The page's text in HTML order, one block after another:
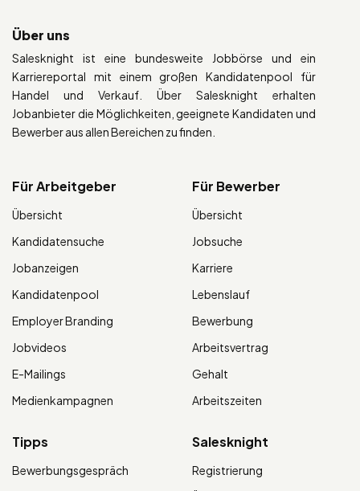
Über uns
Salesknight ist eine bundesweite Jobbörse und ein
Karriereportal mit einem großen Kandidatenpool für
Handel und Verkauf. Über Salesknight erhalten
Jobanbieter die Möglichkeiten, geeignete Kandidaten und
Bewerber aus allen Bereichen zu finden.
Für Arbeitgeber
Übersicht
Kandidatensuche
Jobanzeigen
Kandidatenpool
Employer Branding
Jobvideos
E-Mailings
Medienkampagnen
Für Bewerber
Übersicht
Jobsuche
Karriere
Lebenslauf
Bewerbung
Arbeitsvertrag
Gehalt
Arbeitszeiten
Tipps
Bewerbungsgespräch
Salesknight
Registrierung